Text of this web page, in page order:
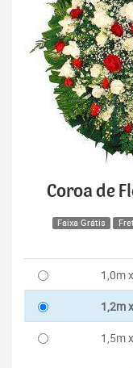
Coroa de
Faixa Grátis
1,0m
1,2m
1,5m